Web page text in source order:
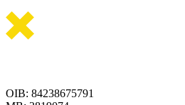
OIB: 84238675791